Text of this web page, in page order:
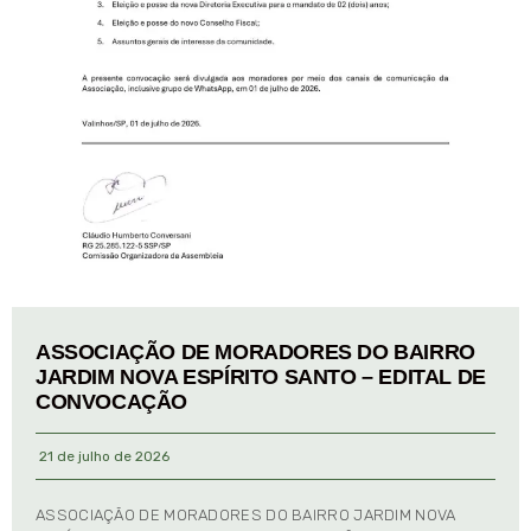
ASSOCIAÇÃO DE MORADORES DO BAIRRO
JARDIM NOVA ESPÍRITO SANTO – EDITAL DE
CONVOCAÇÃO
21 de julho de 2026
ASSOCIAÇÃO DE MORADORES DO BAIRRO JARDIM NOVA